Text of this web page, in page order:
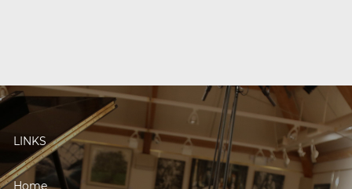
LINKS
Home